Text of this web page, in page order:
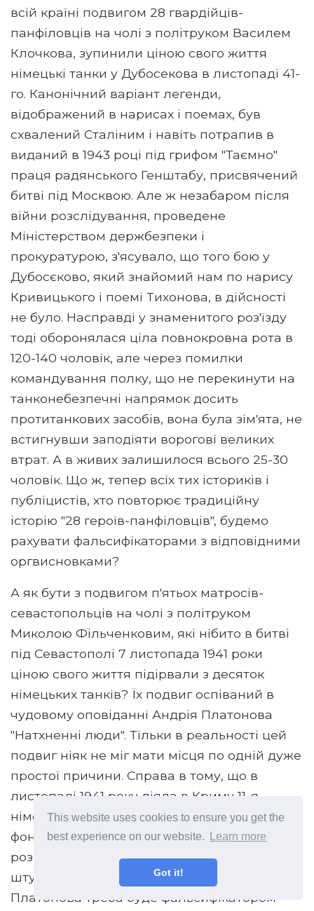
This website uses cookies to ensure you get the
best experience on our website.
Learn more
Got it!
всій країні подвигом 28 гвардійців-
панфіловців на чолі з політруком Василем
Клочкова, зупинили ціною свого життя
німецькі танки у Дубосекова в листопаді 41-
го. Канонічний варіант легенди,
відображений в нарисах і поемах, був
схвалений Сталіним і навіть потрапив в
виданий в 1943 році під грифом "Таємно"
праця радянського Генштабу, присвячений
битві під Москвою. Але ж незабаром після
війни розслідування, проведене
Міністерством держбезпеки і
прокуратурою, з'ясувало, що того бою у
Дубосєково, який знайомий нам по нарису
Кривицького і поемі Тихонова, в дійсності
не було. Насправді у знаменитого роз'їзду
тоді оборонялася ціла повнокровна рота в
120-140 чоловік, але через помилки
командування полку, що не перекинути на
танконебезпечні напрямок досить
протитанкових засобів, вона була зім'ята, не
встигнувши заподіяти ворогові великих
втрат. А в живих залишилося всього 25-30
чоловік. Що ж, тепер всіх тих істориків і
публіцистів, хто повторює традиційну
історію "28 героїв-панфіловців", будемо
рахувати фальсифікаторами з відповідними
оргвисновками?
А як бути з подвигом п'ятьох матросів-
севастопольців на чолі з політруком
Миколою Фільченковим, які нібито в битві
під Севастополі 7 листопада 1941 роки
ціною свого життя підірвали з десяток
німецьких танків? Їх подвиг оспіваний в
чудовому оповіданні Андрія Платонова
"Натхненні люди". Тільки в реальності цей
подвиг ніяк не міг мати місця по одній дуже
простої причини. Справа в тому, що в
листопаді 1941 року діяла в Криму 11-я
німецько-румунська армія генерала Еріха
фон Манштейна не мала в своєму
розпорядженні жодного танка або
штурмового знаряддя. І що ж, тепер і
Платонова треба буде фальсифікатором